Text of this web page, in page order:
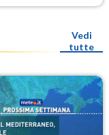
Vedi
tutte